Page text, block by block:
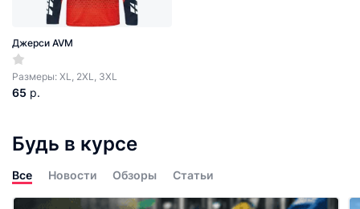
Джерси AVM
Размеры: XL, 2XL, 3XL
65 р.
Будь в курсе
Все Новости Обзоры Статьи